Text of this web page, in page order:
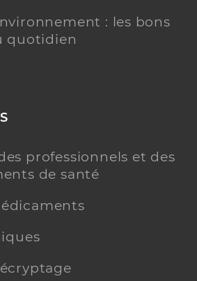
: les bons
quotidien
professionnels et des
de santé